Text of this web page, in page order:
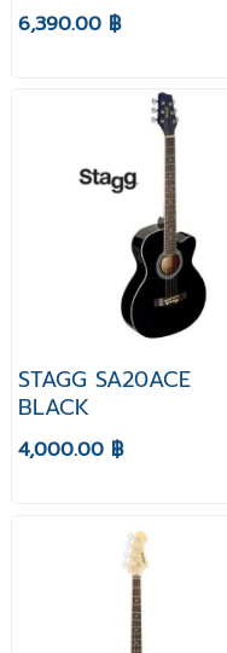
6,390.00 ฿
STAGG SA20ACE
BLACK
4,000.00 ฿